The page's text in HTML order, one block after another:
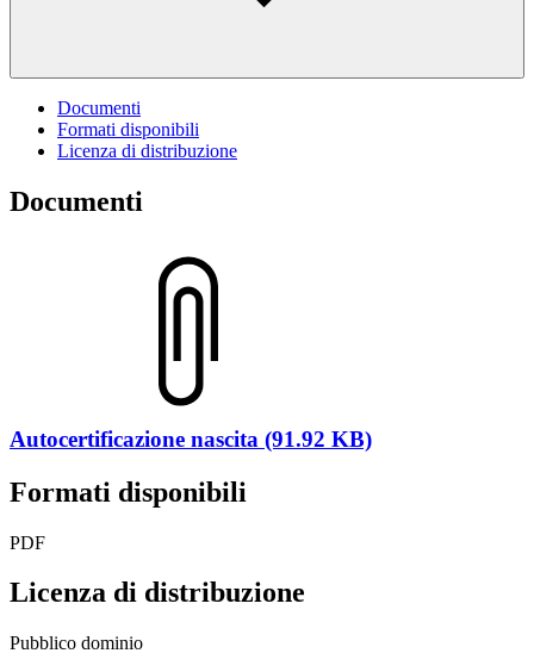
Documenti
Formati disponibili
Licenza di distribuzione
Documenti
Autocertificazione nascita (91.92 KB)
Formati disponibili
PDF
Licenza di distribuzione
Pubblico dominio